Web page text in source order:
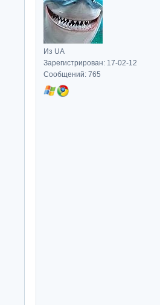
Из UA
Зарегистрирован: 17-02-12
Сообщений: 765